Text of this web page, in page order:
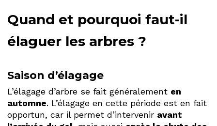
Quand et pourquoi faut-il
élaguer les arbres ?
Saison d’élagage
L’élagage d’arbre se fait généralement en
automne. L’élagage en cette période est en fait
opportun, car il permet d’intervenir avant